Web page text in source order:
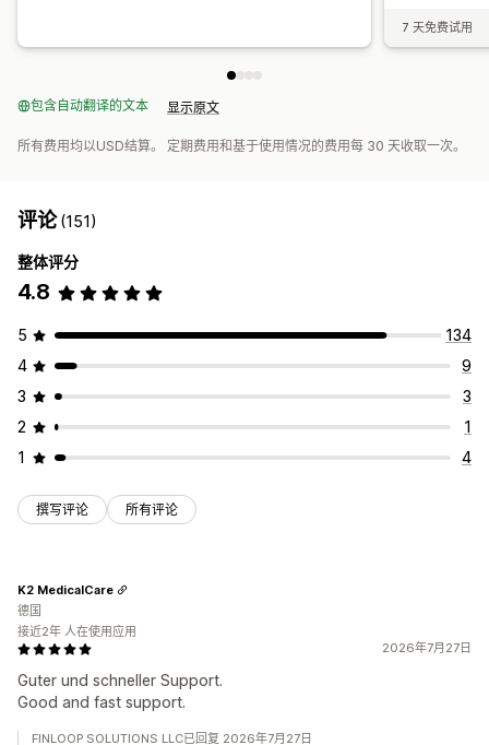
7 天免费试用
包含自动翻译的文本 显示原文
所有费用均以USD结算。 定期费用和基于使用情况的费用每 30 天收取一次。
评论(151)
整体评分
4.8
5
134
4
9
3
3
2
1
1
4
撰写评论 所有评论
2026年7月27日
Guter und schneller Support.
Good and fast support.
K2 MedicalCare
德国
接近2年 人在使用应用
FINLOOP SOLUTIONS LLC已回复 2026年7月27日